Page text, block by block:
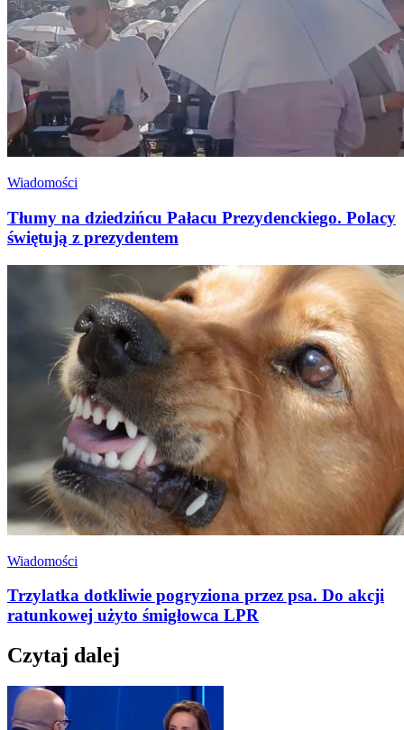
Wiadomości
Tłumy na dziedzińcu Pałacu Prezydenckiego. Polacy
świętują z prezydentem
Wiadomości
Trzylatka dotkliwie pogryziona przez psa. Do akcji
ratunkowej użyto śmigłowca LPR
Czytaj dalej